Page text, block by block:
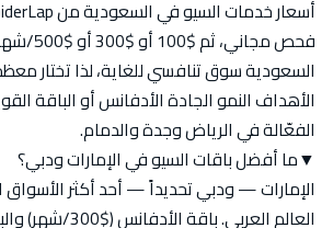
فحص
السعودية سوق تنافسي للغاية، لذا تختار
الأهداف النمو الجادة الأدفانس أو الباقة
الفعّالة في الرياض وجدة والدمام.
▼ما أفضل باقات السيو في الإمارات ودبي؟
الإمارات — ودبي تحديداً — أحد أكثر